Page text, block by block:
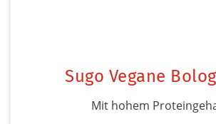
Sugo Vegane
Mit hohem